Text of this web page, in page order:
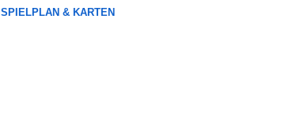
SPIELPLAN & KARTEN